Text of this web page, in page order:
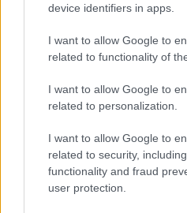
device identifiers in apps.
I want to allow Google to
related to functionality of
I want to allow Google to
related to personalization.
I want to allow Google to
related to security,
functionality and fraud
user protection.
le discipline che fanno
Calcio
Basket
Motori
Ciclismo